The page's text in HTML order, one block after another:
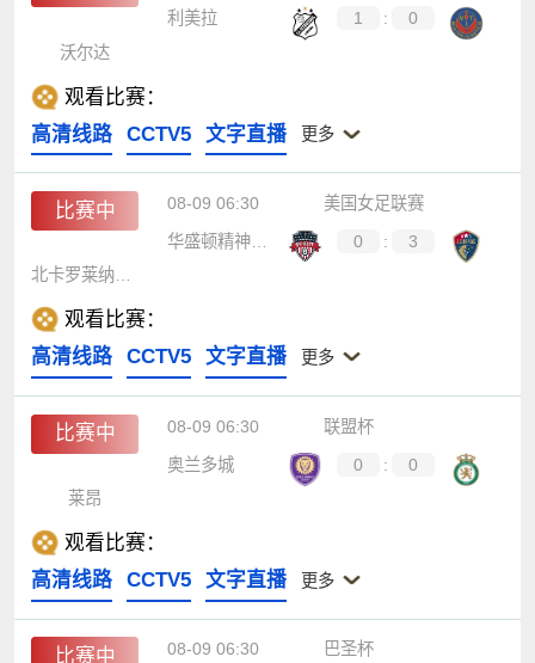
利美拉
1 :
0
沃尔达
观看比赛：
高清线路
CCTV5 文字直播 更多
比赛中 08-09 06:30
美国女足联赛
华盛顿精神女足
0 :
3
北卡罗莱纳女足
观看比赛：
高清线路
CCTV5 文字直播 更多
比赛中 08-09 06:30
联盟杯
奥兰多城
0 :
0
莱昂
观看比赛：
高清线路
CCTV5 文字直播 更多
比赛中 08-09 06:30
巴圣杯